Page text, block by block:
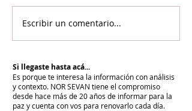
Escribir un comentario...
Si llegaste hasta acá...
Es porque te interesa la información con análisis
y contexto. NOR SEVAN tiene el compromiso
desde hace más de 20 años de informar para la
paz y cuenta con vos para renovarlo cada día.